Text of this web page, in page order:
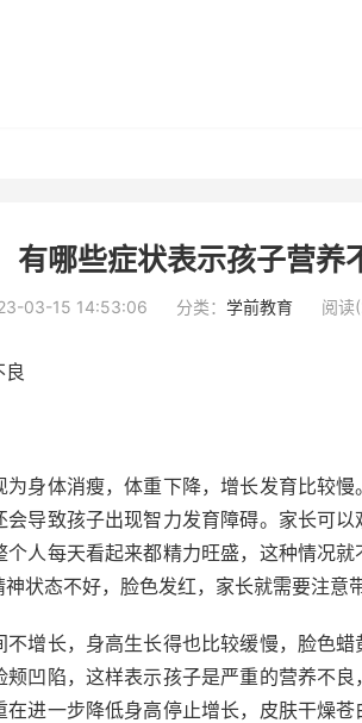
有哪些症状表示孩子营养
03-15 14:53:06 分类： 学前教育 阅读
身体消瘦，体重下降，增长发育比较慢
导致孩子出现智力发育障碍。家长可
人每天看起来都精力旺盛，这种情况
状态不好，脸色发红，家长就需要注意
增长，身高生长得也比较缓慢，脸色
凹陷，这样表示孩子是严重的营养不
进一步降低身高停止增长，皮肤干燥